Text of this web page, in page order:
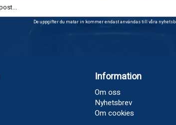
De uppgifter du matar in kommer endast användas till våra
Information
Om oss
Nyhetsbrev
Om cookies